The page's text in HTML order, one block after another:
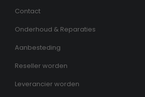
Contact
Onderhoud & Reparaties
Aanbesteding
Reseller worden
Leverancier worden